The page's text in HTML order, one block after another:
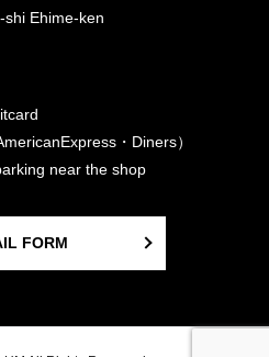
Ehime-ken
・Diners）
near the shop
FORM